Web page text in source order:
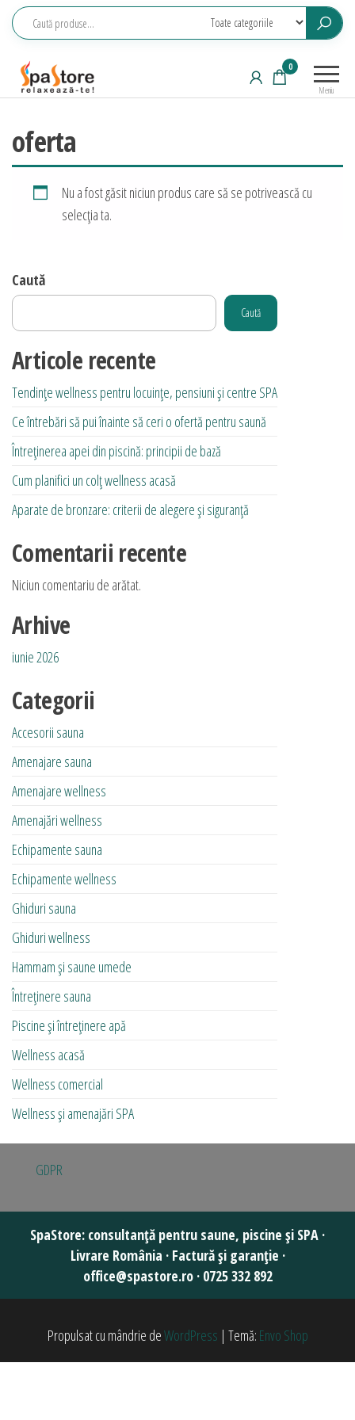
Sari
saune, Meniu
0
oferta
Nu a fost găsit niciun produs care să se potrivească cu
selecția ta.
Caută
Caută
Articole recente
Tendințe wellness pentru locuințe, pensiuni și centre SPA
Ce întrebări să pui înainte să ceri o ofertă pentru saună
Întreținerea apei din piscină: principii de bază
Cum planifici un colț wellness acasă
Aparate de bronzare: criterii de alegere și siguranță
Comentarii recente
Niciun comentariu de arătat.
Arhive
iunie 2026
Categorii
Accesorii sauna
Amenajare sauna
Amenajare wellness
Amenajări wellness
Echipamente sauna
Echipamente wellness
Ghiduri sauna
Ghiduri wellness
Hammam și saune umede
Întreținere sauna
Piscine și întreținere apă
Wellness acasă
Wellness comercial
Wellness și amenajări SPA
GDPR
Propulsat cu mândrie deWordPress | Temă: Envo Shop